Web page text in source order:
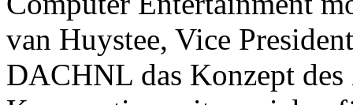
van Huystee, Vice
DACHNL das Konzept